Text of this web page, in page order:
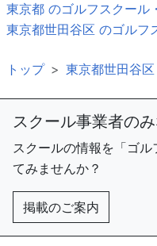
東京都 のゴルフスクール
東京都世田谷区 のゴルフ
トップ 東京都世田谷区
スクール事業者の
スクールの情報を「ゴ
てみませんか？
掲載のご案内